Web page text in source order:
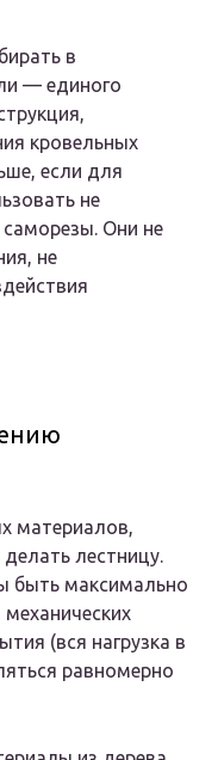
в
— единого
кровельных
если для
не
Они не
не
материалов,
лестницу.
быть максимально
(вся нагрузка в
равномерно